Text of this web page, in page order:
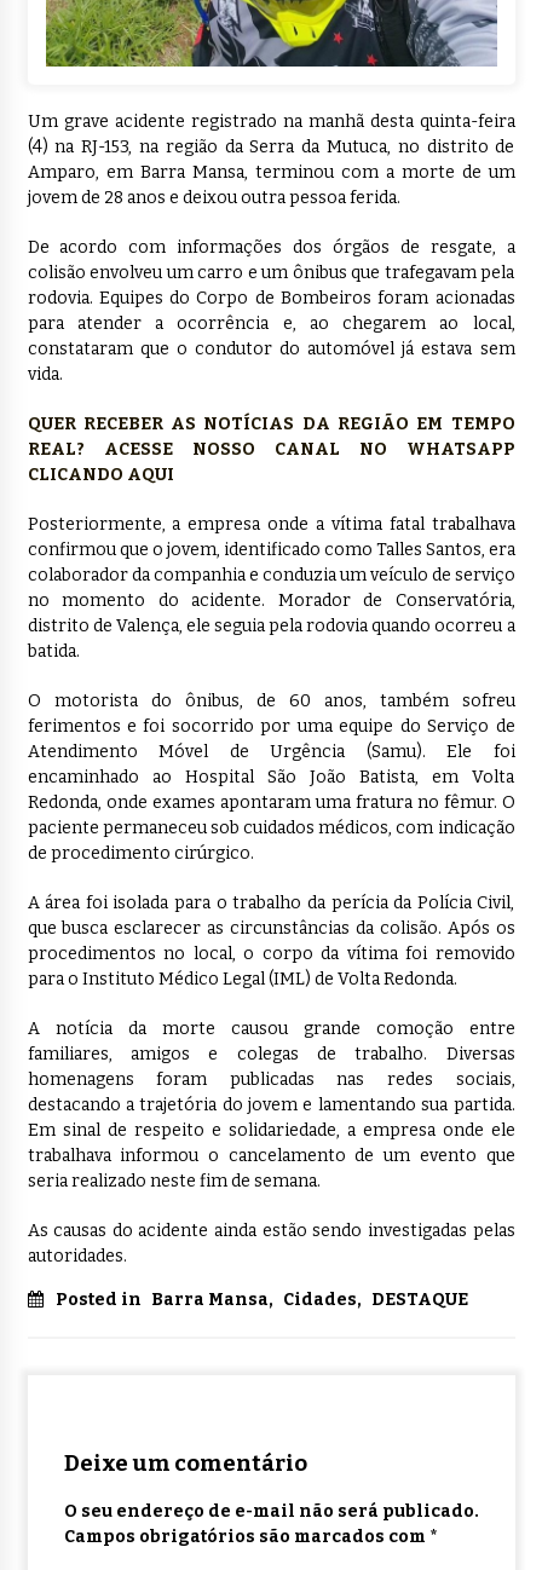
Um grave acidente registrado na manhã desta quinta-feira
(4) na RJ-153, na região da Serra da Mutuca, no distrito de
Amparo, em Barra Mansa, terminou com a morte de um
jovem de 28 anos e deixou outra pessoa ferida.
De acordo com informações dos órgãos de resgate, a
colisão envolveu um carro e um ônibus que trafegavam pela
rodovia. Equipes do Corpo de Bombeiros foram acionadas
para atender a ocorrência e, ao chegarem ao local,
constataram que o condutor do automóvel já estava sem
vida.
QUER RECEBER AS NOTÍCIAS DA REGIÃO EM TEMPO
REAL? ACESSE NOSSO CANAL NO WHATSAPP
CLICANDO AQUI
Posteriormente, a empresa onde a vítima fatal trabalhava
confirmou que o jovem, identificado como Talles Santos, era
colaborador da companhia e conduzia um veículo de serviço
no momento do acidente. Morador de Conservatória,
distrito de Valença, ele seguia pela rodovia quando ocorreu a
batida.
O motorista do ônibus, de 60 anos, também sofreu
ferimentos e foi socorrido por uma equipe do Serviço de
Atendimento Móvel de Urgência (Samu). Ele foi
encaminhado ao Hospital São João Batista, em Volta
Redonda, onde exames apontaram uma fratura no fêmur. O
paciente permaneceu sob cuidados médicos, com indicação
de procedimento cirúrgico.
A área foi isolada para o trabalho da perícia da Polícia Civil,
que busca esclarecer as circunstâncias da colisão. Após os
procedimentos no local, o corpo da vítima foi removido
para o Instituto Médico Legal (IML) de Volta Redonda.
A notícia da morte causou grande comoção entre
familiares, amigos e colegas de trabalho. Diversas
homenagens foram publicadas nas redes sociais,
destacando a trajetória do jovem e lamentando sua partida.
Em sinal de respeito e solidariedade, a empresa onde ele
trabalhava informou o cancelamento de um evento que
seria realizado neste fim de semana.
As causas do acidente ainda estão sendo investigadas pelas
autoridades.
Posted in Barra Mansa, Cidades, DESTAQUE
Deixe um comentário
O seu endereço de e-mail não será publicado.
Campos obrigatórios são marcados com *